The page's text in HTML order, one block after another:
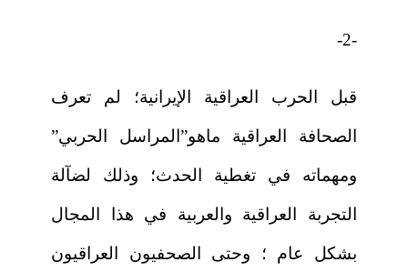
-2-
قبل الحرب العراقية الإيرانية؛ لم تعرف
الصحافة العراقية ماهو”المراسل الحربي”
ومهماته في تغطية الحدث؛ وذلك لضآلة
التجربة العراقية والعربية في هذا المجال
بشكل عام ؛ وحتى الصحفيون العراقيون